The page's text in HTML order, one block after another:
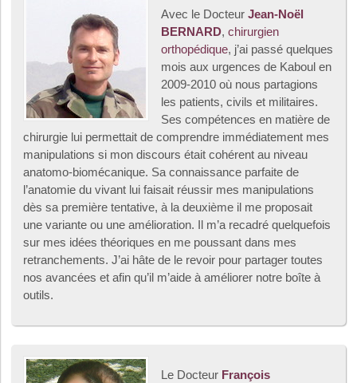
Avec le Docteur Jean-Noël
BERNARD, chirurgien
orthopédique, j’ai passé quelques
mois aux urgences de Kaboul en
2009-2010 où nous partagions
les patients, civils et militaires.
Ses compétences en matière de
chirurgie lui permettait de comprendre immédiatement mes
manipulations si mon discours était cohérent au niveau
anatomo-biomécanique. Sa connaissance parfaite de
l’anatomie du vivant lui faisait réussir mes manipulations
dès sa première tentative, à la deuxième il me proposait
une variante ou une amélioration. Il m’a recadré quelquefois
sur mes idées théoriques en me poussant dans mes
retranchements. J’ai hâte de le revoir pour partager toutes
nos avancées et afin qu’il m’aide à améliorer notre boîte à
outils.
Le Docteur François